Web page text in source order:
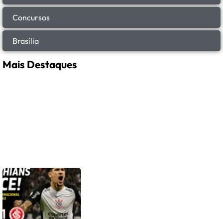
Concursos
Brasília
Mais Destaques